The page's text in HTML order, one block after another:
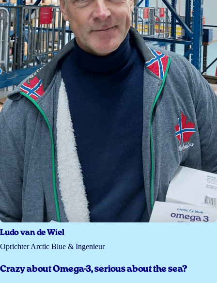
Ludo van de Wiel
Oprichter Arctic Blue & Ingenieur
Crazy about Omega-3, serious about the sea?